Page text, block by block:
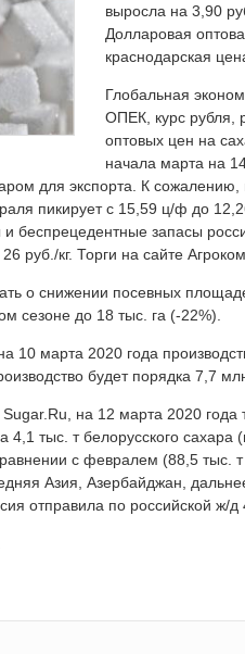
выросла на 3,90
Долларовая
краснодарская
Глобальная
ОПЕК, курс рубля,
оптовых цен на
начала марта на
для экспорта. К
пикирует с 15,59 ц/ф до
запасы
руб./кг. Торги на сайте
о снижении посевных
сезоне до 18 тыс. га (-22%).
марта 2020 года
будет порядка 7,7
на 12 марта 2020
4,1 тыс. т белорусского
с февралем (88,5 тыс.
Азия, Азербайджан,
отправила по российской ж/